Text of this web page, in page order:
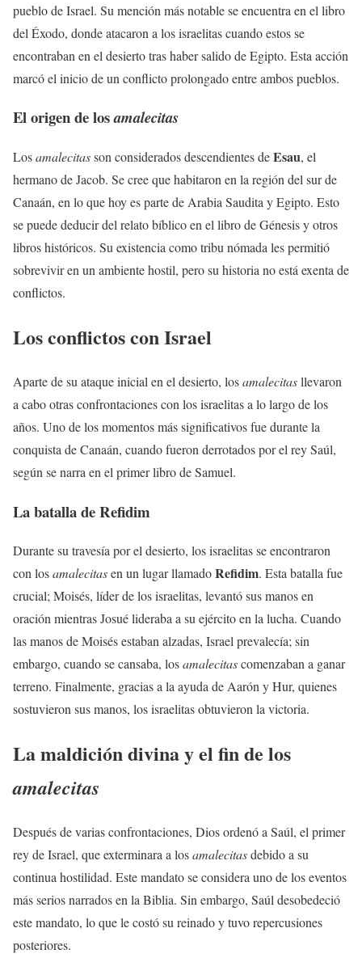
pueblo de Israel. Su mención más notable se encuentra en el libro
del Éxodo, donde atacaron a los israelitas cuando estos se
encontraban en el desierto tras haber salido de Egipto. Esta acción
marcó el inicio de un conflicto prolongado entre ambos pueblos.
El origen de losamalecitas
Losamalecitasson considerados descendientes deEsau, el
hermano de Jacob. Se cree que habitaron en la región del sur de
Canaán, en lo que hoy es parte de Arabia Saudita y Egipto. Esto
se puede deducir del relato bíblico en el libro de Génesis y otros
libros históricos. Su existencia como tribu nómada les permitió
sobrevivir en un ambiente hostil, pero su historia no está exenta de
conflictos.
Los conflictos con Israel
Aparte de su ataque inicial en el desierto, losamalecitasllevaron
a cabo otras confrontaciones con los israelitas a lo largo de los
años. Uno de los momentos más significativos fue durante la
conquista de Canaán, cuando fueron derrotados por el rey Saúl,
según se narra en el primer libro de Samuel.
La batalla de Refidim
Durante su travesía por el desierto, los israelitas se encontraron
con losamalecitasen un lugar llamadoRefidim. Esta batalla fue
crucial; Moisés, líder de los israelitas, levantó sus manos en
oración mientras Josué lideraba a su ejército en la lucha. Cuando
las manos de Moisés estaban alzadas, Israel prevalecía; sin
embargo, cuando se cansaba, losamalecitascomenzaban a ganar
terreno. Finalmente, gracias a la ayuda de Aarón y Hur, quienes
sostuvieron sus manos, los israelitas obtuvieron la victoria.
La maldición divina y el fin de los
amalecitas
Después de varias confrontaciones, Dios ordenó a Saúl, el primer
rey de Israel, que exterminara a losamalecitasdebido a su
continua hostilidad. Este mandato se considera uno de los eventos
más serios narrados en la Biblia. Sin embargo, Saúl desobedeció
este mandato, lo que le costó su reinado y tuvo repercusiones
posteriores.